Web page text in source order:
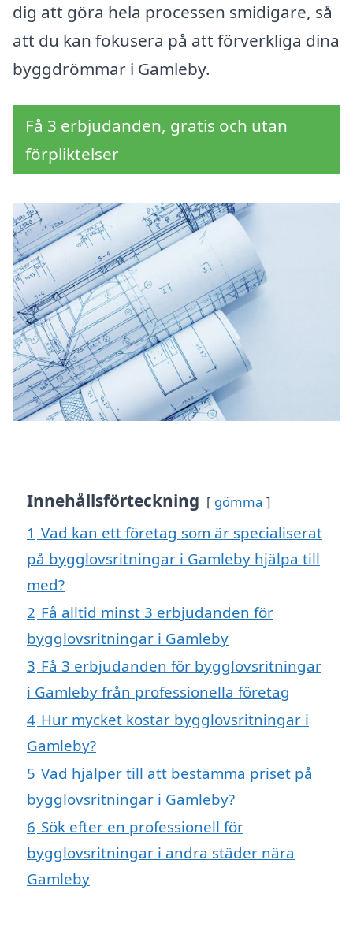
dig att göra hela processen smidigare, så
att du kan fokusera på att förverkliga dina
byggdrömmar i Gamleby.
Få 3 erbjudanden, gratis och utan
förpliktelser
Innehållsförteckning gömma
1 Vad kan ett företag som är specialiserat
på bygglovsritningar i Gamleby hjälpa till
med?
2 Få alltid minst 3 erbjudanden för
bygglovsritningar i Gamleby
3 Få 3 erbjudanden för bygglovsritningar
i Gamleby från professionella företag
4 Hur mycket kostar bygglovsritningar i
Gamleby?
5 Vad hjälper till att bestämma priset på
bygglovsritningar i Gamleby?
6 Sök efter en professionell för
bygglovsritningar i andra städer nära
Gamleby